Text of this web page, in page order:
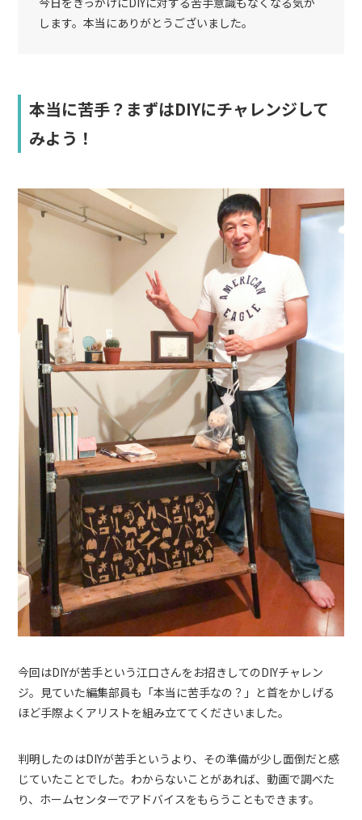
します。本当にありがとうございました。
本当に苦手？まずはDIYにチャレンジして
みよう！
今回はDIYが苦手という江口さんをお招きしてのDIYチャレン
ジ。見ていた編集部員も「本当に苦手なの？」と首をかしげる
ほど手際よくアリストを組み立ててくださいました。
判明したのはDIYが苦手というより、その準備が少し面倒だと感
じていたことでした。わからないことがあれば、動画で調べた
り、ホームセンターでアドバイスをもらうこともできます。